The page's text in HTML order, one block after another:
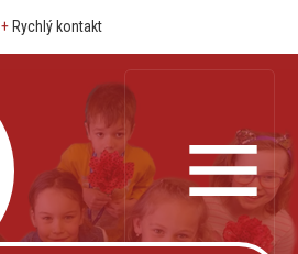
+ Rychlý kontakt